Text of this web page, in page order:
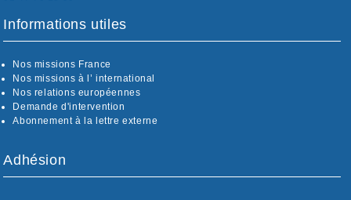
Informations utiles
Nos missions France
Nos missions à l’ international
Nos relations européennes
Demande d'intervention
Abonnement à la lettre externe
Adhésion